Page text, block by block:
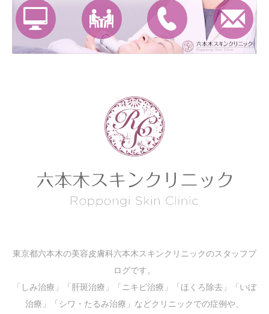
東京都六本木の美容皮膚科六本木スキンクリニックのスタッフブ
ログです。
「しみ治療」「肝斑治療」「ニキビ治療」「ほくろ除去」「いぼ
治療」「シワ・たるみ治療」などクリニックでの症例や、